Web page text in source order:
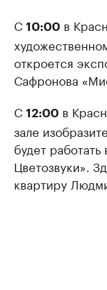
С 10:00 в
откроется
Сафронова
С 12:00 в
зале
будет
Цветозвуки».
квартиру